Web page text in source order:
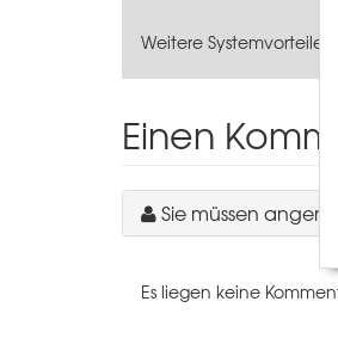
Weitere Systemvorteile
Einen
Sie müssen
Es liegen keine